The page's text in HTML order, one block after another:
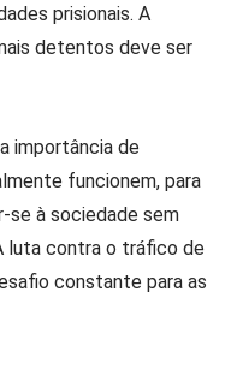
prisionais. A
detentos deve ser
importância de
funcionem, para
se à sociedade sem
luta contra o tráfico de
constante para as